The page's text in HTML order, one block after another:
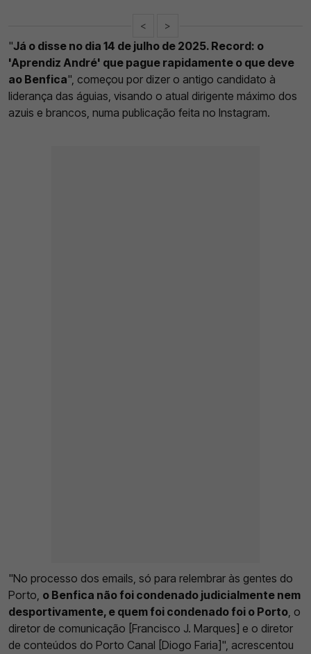
< >
"Já o disse no dia 14 de julho de 2025. Record: o
'Aprendiz André' que pague rapidamente o que deve
ao Benfica", começou por dizer o antigo candidato à
liderança das águias, visando o atual dirigente máximo dos
azuis e brancos, numa publicação feita no Instagram.
"No processo dos emails, só para relembrar às gentes do
Porto, o Benfica não foi condenado judicialmente nem
desportivamente, e quem foi condenado foi o Porto, o
diretor de comunicação [Francisco J. Marques] e o diretor
de conteúdos do Porto Canal [Diogo Faria]", acrescentou